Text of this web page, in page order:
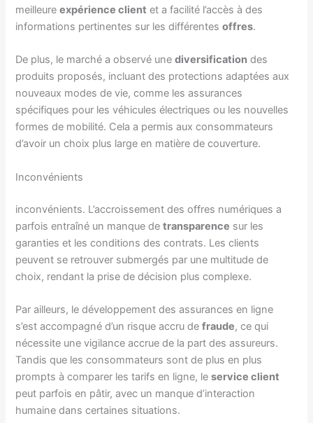
meilleureexpérience client et a facilité l’accès à des
informations pertinentes sur les différentesoffres.
De plus, le marché a observé unediversification des
produits proposés, incluant des protections adaptées aux
nouveaux modes de vie, comme les assurances
spécifiques pour les véhicules électriques ou les nouvelles
formes de mobilité. Cela a permis aux consommateurs
d’avoir un choix plus large en matière de couverture.
Inconvénients
inconvénients. L’accroissement des offres numériques a
parfois entraîné un manque detransparence sur les
garanties et les conditions des contrats. Les clients
peuvent se retrouver submergés par une multitude de
choix, rendant la prise de décision plus complexe.
Par ailleurs, le développement des assurances en ligne
s’est accompagné d’un risque accru defraude, ce qui
nécessite une vigilance accrue de la part des assureurs.
Tandis que les consommateurs sont de plus en plus
prompts à comparer les tarifs en ligne, leservice client
peut parfois en pâtir, avec un manque d’interaction
humaine dans certaines situations.